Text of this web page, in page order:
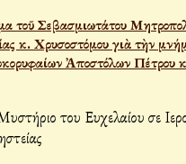
τοῦ Σεβασμιωτάτου
κ. Χρυσοστόμου γιὰ τὴν
Ἀποστόλων Πέτρου